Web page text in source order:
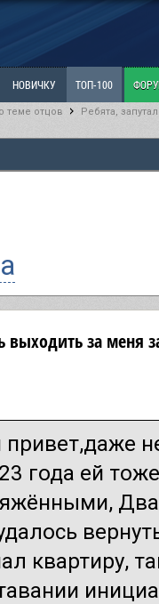
НОВИЧКУ ТОП-100
Наболевшее. Выскажись!
теме отцов Ребята,
выходить за меня
года ей
Два
квартиру,